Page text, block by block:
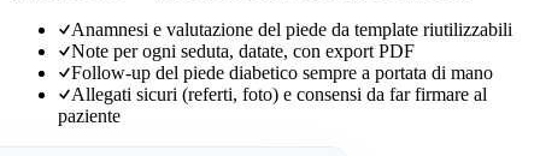
Anamnesi e valutazione del piede da template riutilizzabili
Note per ogni seduta, datate, con export PDF
Follow-up del piede diabetico sempre a portata di mano
Allegati sicuri (referti, foto) e consensi da far firmare al
paziente